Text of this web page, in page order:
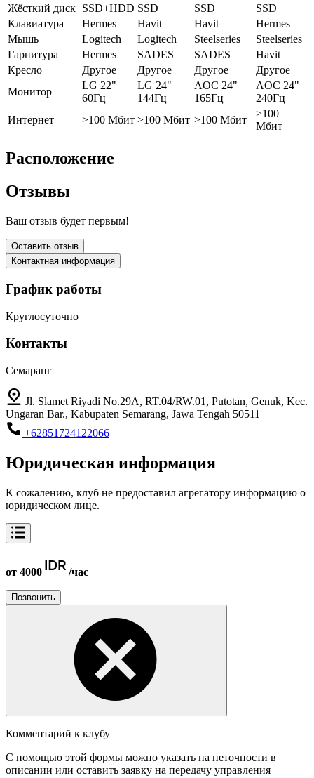
Жёсткий диск SSD+HDD SSD SSD
SSD
Клавиатура
Hermes Havit Havit
Hermes
Мышь
Logitech Logitech Steelseries
Steelseries
Гарнитура
Hermes SADES SADES
Havit
Кресло
Другое Другое Другое
Другое
Монитор
LG 22"
60Гц
LG 24"
144Гц
AOC 24"
165Гц
AOC 24"
240Гц
Интернет
>100 Мбит >100 Мбит >100 Мбит
>100
Мбит
Расположение
Отзывы
Ваш отзыв будет первым!
Оставить отзыв
Контактная информация
График работы
Круглосуточно
Контакты
Семаранг
Jl. Slamet Riyadi No.29A, RT.04/RW.01, Putotan, Genuk, Kec.
Ungaran Bar., Kabupaten Semarang, Jawa Tengah 50511
+62851724122066
Юридическая информация
К сожалению, клуб не предоставил агрегатору информацию о
юридическом лице.
от 4000 /час
Позвонить
Комментарий к клубу
С помощью этой формы можно указать на неточности в
описании или оставить заявку на передачу управления